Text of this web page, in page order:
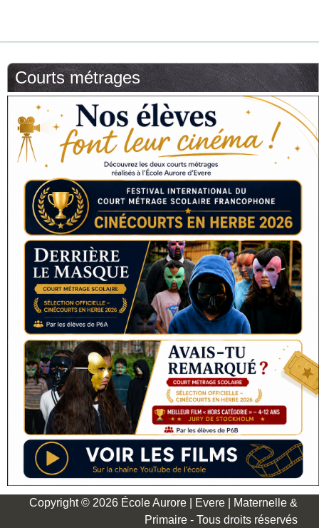
Courts métrages
Copyright © 2026 École Aurore | Evere | Maternelle &
Primaire - Tous droits réservés